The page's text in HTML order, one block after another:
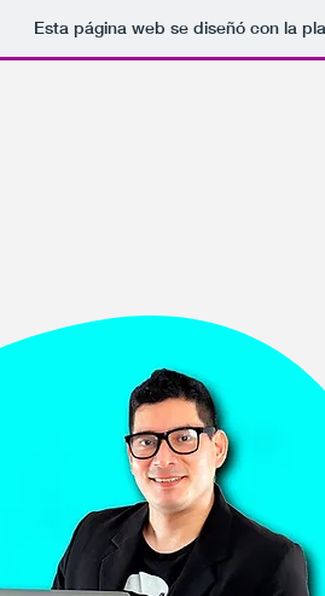
Esta página web se diseñó con la